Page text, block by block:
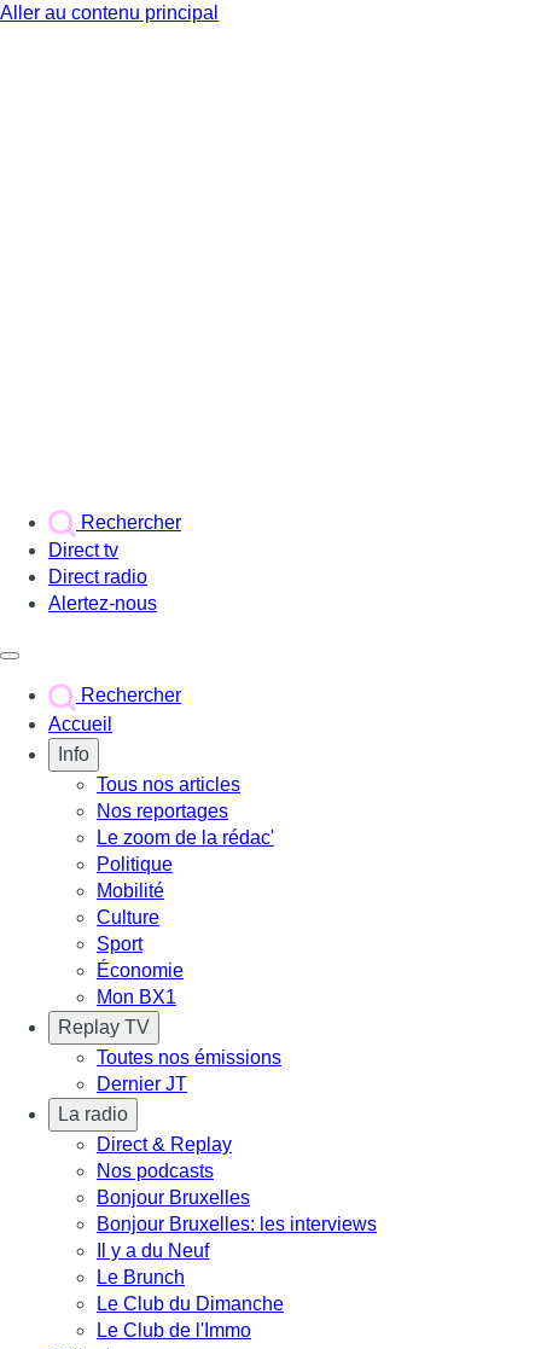
Aller au contenu principal
Rechercher
Direct tv
Direct radio
Alertez-nous
Rechercher
Accueil
Info
Tous nos articles
Nos reportages
Le zoom de la rédac'
Politique
Mobilité
Culture
Sport
Économie
Mon BX1
Replay TV
Toutes nos émissions
Dernier JT
La radio
Direct & Replay
Nos podcasts
Bonjour Bruxelles
Bonjour Bruxelles: les interviews
Il y a du Neuf
Le Brunch
Le Club du Dimanche
Le Club de l'Immo